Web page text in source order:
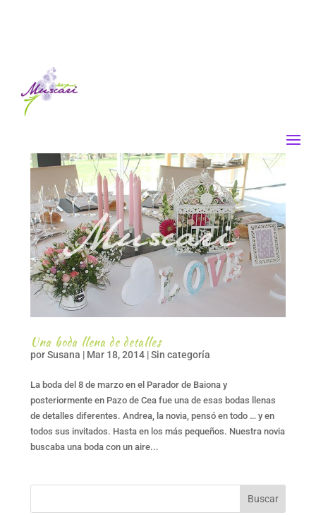
Una boda llena de detalles
porSusana | Mar 18, 2014|Sin categoría
La boda del 8 de marzo en el Parador de Baiona y
posteriormente en Pazo de Cea fue una de esas bodas llenas
de detalles diferentes. Andrea, la novia, pensó en todo … y en
todos sus invitados. Hasta en los más pequeños. Nuestra novia
buscaba una boda con un aire...